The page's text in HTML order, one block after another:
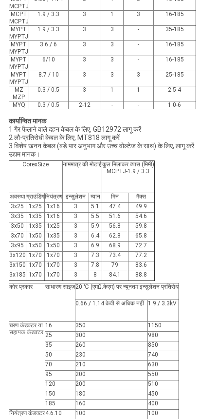
MCPTJ
MCPT
MCPTJ
1.9 / 3.3 3 1 3 16-185
MYPT
MYPTJ
1.9 / 3.3 3 3 - 35-185
MYPT
MYPTJ
3.6 / 6 3 3 - 16-185
MYPT
MYPTJ
6/10 3 3 - 16-185
MYPT
MYPTJ
8.7 / 10 3 3 3 25-185
MZ
MZP
0.3 / 0.5 3 1 1 2.5-4
MYQ 0.3 / 0.5 2-12 - - 1.0-6
कार्यान्वित मानक
1 गैर फैलाने वाले दहन केबल के लिए, GB12972 लागू करें
2 लौ-प्रतिरोधी केबल के लिए, MT818 लागू करें
3 विशेष खनन केबल (बड़े पार अनुभाग और उच्च वोल्टेज के साथ) के लिए, लागू करें
उद्यम मानक।
CorexSize नाममात्र की मोटाईकुल मिलाकर व्यास (मिमी)
MCPTJ-1.9 / 3.3
अवस्थाग्राउंडिंगनियंत्रण इन्सुलेशन म्यान मिन
मैक्स
3x25
1x25 1x16 3 5.1 47.4
49.9
3x35
1x35 1x16 3 5.5 51.6
54.6
3x50
1x35 1x25 3 5.9 56.8
59.8
3x70
1x50 1x35 3 6.4 62.8
65.8
3x95
1x50 1x50 3 6.9 68.9
72.7
3x120 1x70 1x70 3 7.3 73.4
77.2
3x150 1x70 1x70 3 7.8 79
83.6
3x185 1x70 1x70 3 8 84.1
88.8
कोर प्रकार
साधारण साइज़20 ℃ (एमΩ.केएम) पर न्यूनतम इन्सुलेशन प्रतिरोध
0.66 / 1.14 केवी से अधिक नहीं 1.9 / 3.3kV
चरण कंडक्टर या
सहायक कंडक्टर
16 350
1150
25
300
980
35
260
850
50
230
740
70
210
630
95
200
550
120
200
510
150
180
450
185
160
400
नियंत्रण कंडक्टर4.6.10 100 100